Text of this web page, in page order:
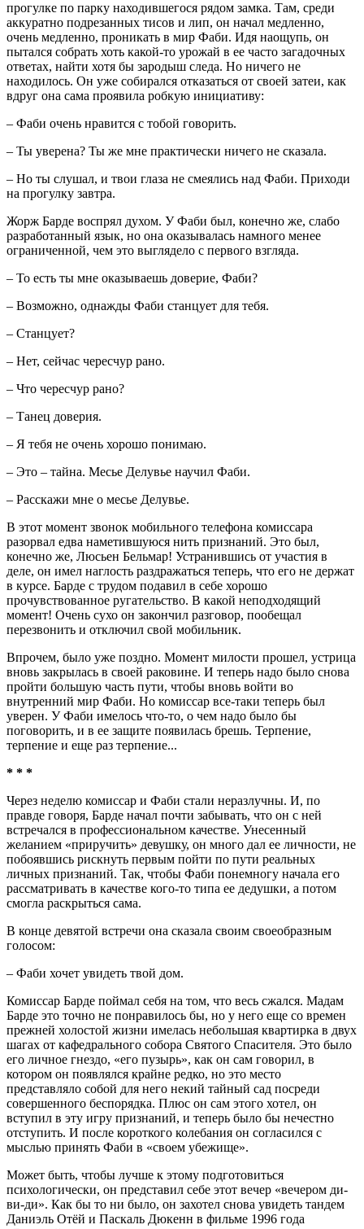
прогулке по парку находившегося рядом замка. Там, среди
аккуратно подрезанных тисов и лип, он начал медленно,
очень медленно, проникать в мир Фаби. Идя наощупь, он
пытался собрать хоть какой-то урожай в ее часто загадочных
ответах, найти хотя бы зародыш следа. Но ничего не
находилось. Он уже собирался отказаться от своей затеи, как
вдруг она сама проявила робкую инициативу:
– Фаби очень нравится с тобой говорить.
– Ты уверена? Ты же мне практически ничего не сказала.
– Но ты слушал, и твои глаза не смеялись над Фаби. Приходи
на прогулку завтра.
Жорж Барде воспрял духом. У Фаби был, конечно же, слабо
разработанный язык, но она оказывалась намного менее
ограниченной, чем это выглядело с первого взгляда.
– То есть ты мне оказываешь доверие, Фаби?
– Возможно, однажды Фаби станцует для тебя.
– Станцует?
– Нет, сейчас чересчур рано.
– Что чересчур рано?
– Танец доверия.
– Я тебя не очень хорошо понимаю.
– Это – тайна. Месье Делувье научил Фаби.
– Расскажи мне о месье Делувье.
В этот момент звонок мобильного телефона комиссара
разорвал едва наметившуюся нить признаний. Это был,
конечно же, Люсьен Бельмар! Устранившись от участия в
деле, он имел наглость раздражаться теперь, что его не держат
в курсе. Барде с трудом подавил в себе хорошо
прочувствованное ругательство. В какой неподходящий
момент! Очень сухо он закончил разговор, пообещал
перезвонить и отключил свой мобильник.
Впрочем, было уже поздно. Момент милости прошел, устрица
вновь закрылась в своей раковине. И теперь надо было снова
пройти большую часть пути, чтобы вновь войти во
внутренний мир Фаби. Но комиссар все-таки теперь был
уверен. У Фаби имелось что-то, о чем надо было бы
поговорить, и в ее защите появилась брешь. Терпение,
терпение и еще раз терпение...
* * *
Через неделю комиссар и Фаби стали неразлучны. И, по
правде говоря, Барде начал почти забывать, что он с ней
встречался в профессиональном качестве. Унесенный
желанием «приручить» девушку, он много дал ее личности, не
побоявшись рискнуть первым пойти по пути реальных
личных признаний. Так, чтобы Фаби понемногу начала его
рассматривать в качестве кого-то типа ее дедушки, а потом
смогла раскрыться сама.
В конце девятой встречи она сказала своим своеобразным
голосом:
– Фаби хочет увидеть твой дом.
Комиссар Барде поймал себя на том, что весь сжался. Мадам
Барде это точно не понравилось бы, но у него еще со времен
прежней холостой жизни имелась небольшая квартирка в двух
шагах от кафедрального собора Святого Спасителя. Это было
его личное гнездо, «его пузырь», как он сам говорил, в
котором он появлялся крайне редко, но это место
представляло собой для него некий тайный сад посреди
совершенного беспорядка. Плюс он сам этого хотел, он
вступил в эту игру признаний, и теперь было бы нечестно
отступить. И после короткого колебания он согласился с
мыслью принять Фаби в «своем убежище».
Может быть, чтобы лучше к этому подготовиться
психологически, он представил себе этот вечер «вечером ди-
ви-ди». Как бы то ни было, он захотел снова увидеть тандем
Даниэль Отёй и Паскаль Дюкенн в фильме 1996 года